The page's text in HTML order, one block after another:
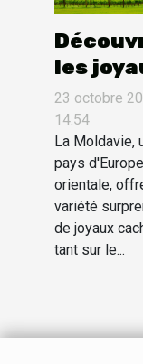
les
cachés
Moldavie
23 octobre
14:54
La Moldavie,
pays d'Europe
orientale,
variété
de joyaux
tant sur le...